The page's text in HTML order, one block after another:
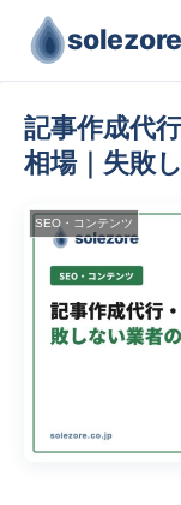
solezore
記事作成代
相場｜失敗
SEO・コンテンツ